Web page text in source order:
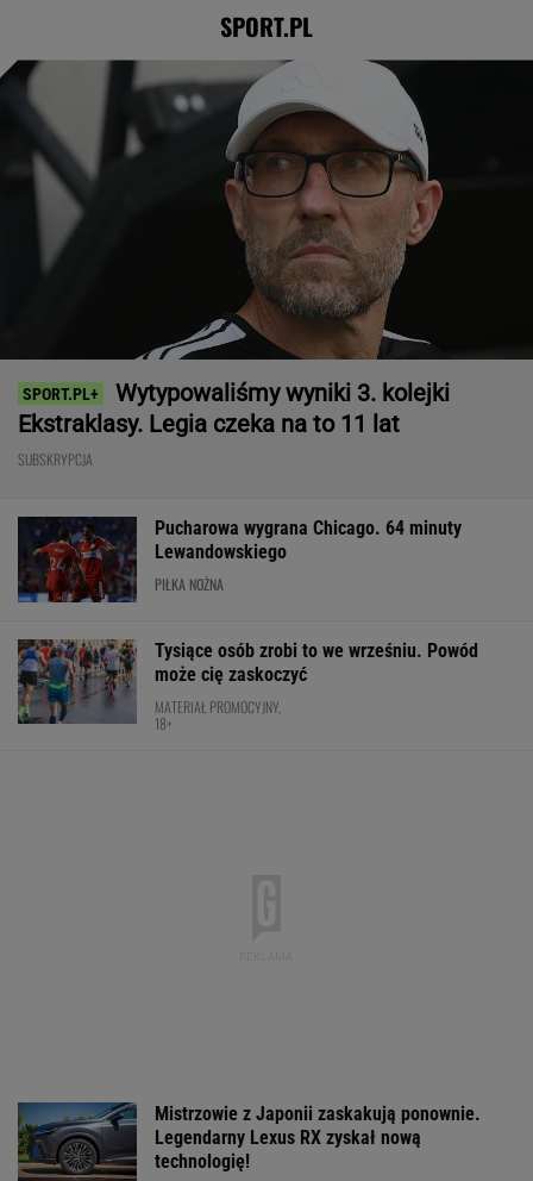
SPORT.PL
Wytypowaliśmy wyniki 3. kolejki
Ekstraklasy. Legia czeka na to 11 lat
SUBSKRYPCJA
Pucharowa wygrana Chicago. 64 minuty
Lewandowskiego
PIŁKA NOŻNA
Tysiące osób zrobi to we wrześniu. Powód
może cię zaskoczyć
MATERIAŁ PROMOCYJNY,
18+
Mistrzowie z Japonii zaskakują ponownie.
Legendarny Lexus RX zyskał nową
technologię!